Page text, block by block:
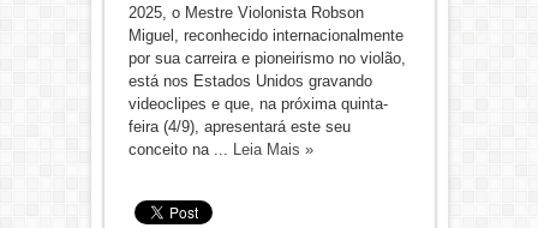
2025, o Mestre Violonista Robson
Miguel, reconhecido internacionalmente
por sua carreira e pioneirismo no violão,
está nos Estados Unidos gravando
videoclipes e que, na próxima quinta-
feira (4/9), apresentará este seu
conceito na ... Leia Mais »